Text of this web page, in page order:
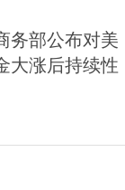
务部公布对美
大涨后持续性